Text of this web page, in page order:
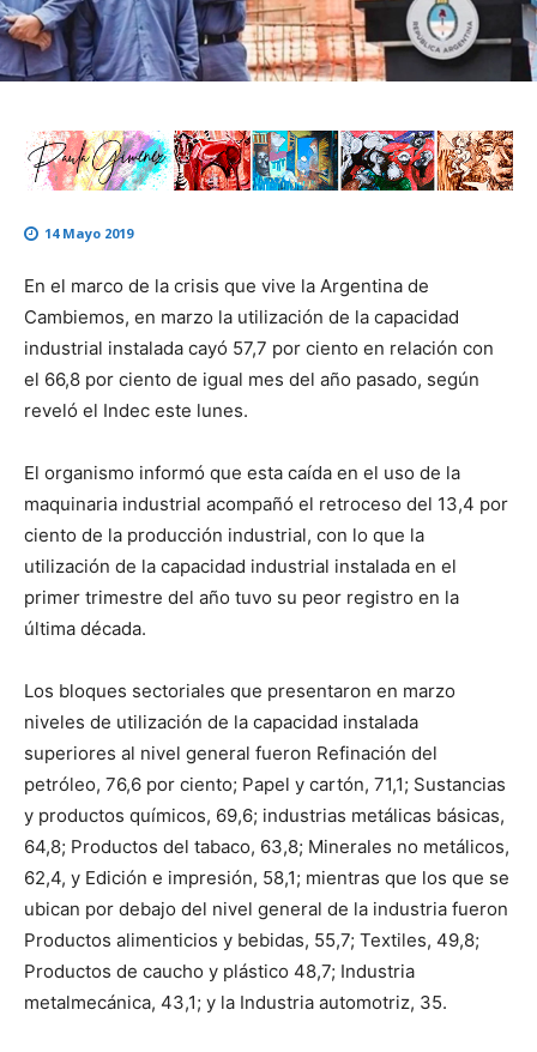
14 Mayo 2019
En el marco de la crisis que vive la Argentina de
Cambiemos, en marzo la utilización de la capacidad
industrial instalada cayó 57,7 por ciento en relación con
el 66,8 por ciento de igual mes del año pasado, según
reveló el Indec este lunes.
El organismo informó que esta caída en el uso de la
maquinaria industrial acompañó el retroceso del 13,4 por
ciento de la producción industrial, con lo que la
utilización de la capacidad industrial instalada en el
primer trimestre del año tuvo su peor registro en la
última década.
Los bloques sectoriales que presentaron en marzo
niveles de utilización de la capacidad instalada
superiores al nivel general fueron Refinación del
petróleo, 76,6 por ciento; Papel y cartón, 71,1; Sustancias
y productos químicos, 69,6; industrias metálicas básicas,
64,8; Productos del tabaco, 63,8; Minerales no metálicos,
62,4, y Edición e impresión, 58,1; mientras que los que se
ubican por debajo del nivel general de la industria fueron
Productos alimenticios y bebidas, 55,7; Textiles, 49,8;
Productos de caucho y plástico 48,7; Industria
metalmecánica, 43,1; y la Industria automotriz, 35.